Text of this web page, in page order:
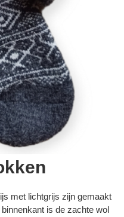
met lichtgrijs zijn gemaakt
is de zachte wol